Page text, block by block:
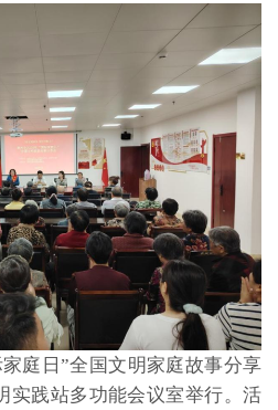
庭日”全国文明家庭故事分享
实践站多功能会议室举行。活